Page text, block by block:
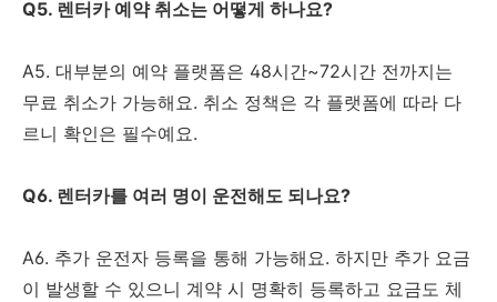
Q5. 렌터카 예약 취소는 어떻게 하나요?
A5. 대부분의 예약 플랫폼은 48시간~72시간 전까지는
무료 취소가 가능해요. 취소 정책은 각 플랫폼에 따라 다
르니 확인은 필수예요.
Q6. 렌터카를 여러 명이 운전해도 되나요?
A6. 추가 운전자 등록을 통해 가능해요. 하지만 추가 요금
이 발생할 수 있으니 계약 시 명확히 등록하고 요금도 체